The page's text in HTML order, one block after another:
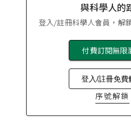
與科學人的
登入/註冊科學人會員，解
付費訂閱無限
登入/註冊免費
序號解鎖